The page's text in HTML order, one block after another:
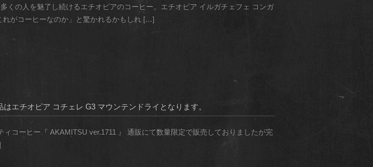
くの人を魅了し続けるエチオピアのコーヒー。エチオピア イルガチェフェ コンガ
がコーヒーなのか」と驚かれるかもしれ […]
エチオピア コチェレ G3 マウンテンドライとなります。
ィコーヒー『 AKAMITSU ver.1711 』 通販にて数量限定で販売しておりましたが完